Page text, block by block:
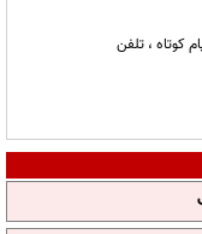
کوتاه ، تلفن